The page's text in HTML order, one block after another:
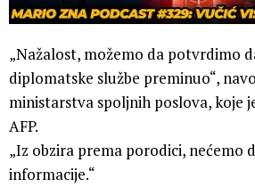
„Nažalost, možemo da potvrdimo
diplomatske službe preminuo“,
ministarstva spoljnih poslova, koje
AFP.
„Iz obzira prema porodici, nećemo
informacije.“